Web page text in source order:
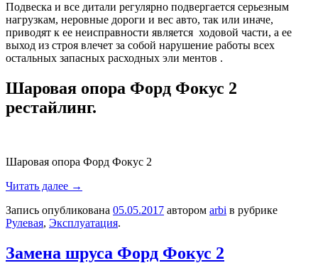
Подвеска и все дитали регулярно подвергается серьезным
нагрузкам, неровные дороги и вес авто, так или иначе,
приводят к ее неисправности является ходовой части, а ее
выход из строя влечет за собой нарушение работы всех
остальных запасных расходных эли ментов .
Шаровая опора Форд Фокус 2
рестайлинг.
Шаровая опора Форд Фокус 2
Читать далее →
Запись опубликована 05.05.2017 автором arbi в рубрике
Рулевая, Эксплуатация.
Замена шруса Форд Фокус 2